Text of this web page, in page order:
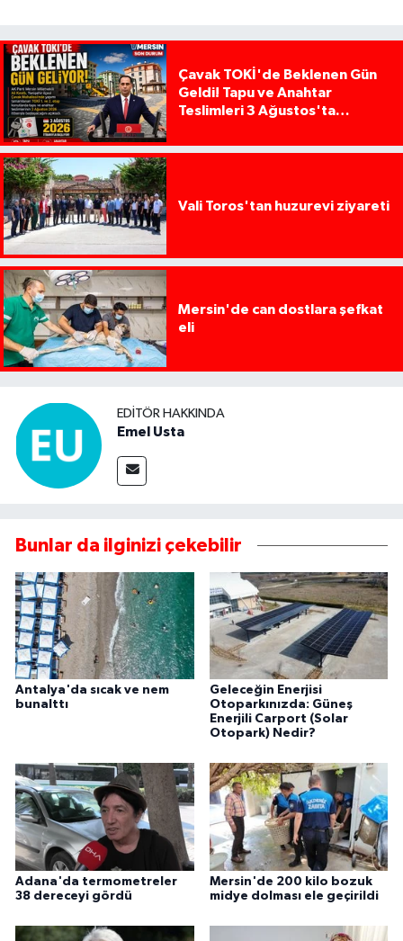
Çavak TOKİ'de Beklenen Gün
Geldi! Tapu ve Anahtar
Teslimleri 3 Ağustos'ta
Vali Toros'tan huzurevi ziyareti
Mersin'de can dostlara şefkat
eli
EDITÖR HAKKINDA
Emel Usta
Bunlar da ilginizi çekebilir
Antalya'da sıcak ve nem
bunalttı
Geleceğin Enerjisi
Otoparkınızda: Güneş
Enerjili Carport (Solar
Otopark) Nedir?
Adana'da termometreler
38 dereceyi gördü
Mersin'de 200 kilo bozuk
midye dolması ele geçirildi